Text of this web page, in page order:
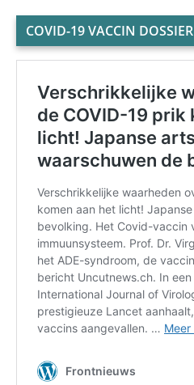
COVID-19 VACCIN DOSSIER